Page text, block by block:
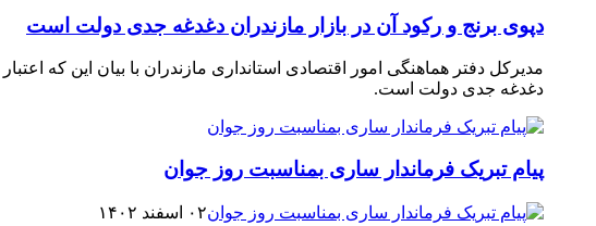
دپوی برنج و رکود آن در بازار مازندران دغدغه جدی دولت است
دغدغه جدی دولت است. ‎
پیام تبریک فرماندار ساری بمناسبت روز جوان
۰۲ اسفند ۱۴۰۲